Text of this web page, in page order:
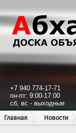
+7 940 774-17-71
пн-пт: 9:00-17:00
сб, вс - выходные
Главная
Новости